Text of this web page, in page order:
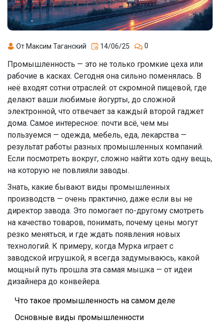
От Максим Таганский 14/06/25 0
Промышленность — это не только громкие цеха или
рабочие в касках. Сегодня она сильно поменялась. В
неё входят сотни отраслей: от скромной пищевой, где
делают ваши любимые йогурты, до сложной
электронной, что отвечает за каждый второй гаджет
дома. Самое интересное: почти всё, чем мы
пользуемся — одежда, мебель, еда, лекарства —
результат работы разных промышленных компаний.
Если посмотреть вокруг, сложно найти хоть одну вещь,
на которую не повлияли заводы.
Знать, какие бывают виды промышленных
производств — очень практично, даже если вы не
директор завода. Это помогает по-другому смотреть
на качество товаров, понимать, почему цены могут
резко меняться, и где ждать появления новых
технологий. К примеру, когда Мурка играет с
заводской игрушкой, я всегда задумываюсь, какой
мощный путь прошла эта самая мышка — от идеи
дизайнера до конвейера.
Что такое промышленность на самом деле
Основные виды промышленности